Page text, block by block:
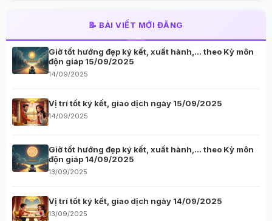
📝 BÀI VIẾT MỚI ĐĂNG
Giờ tốt hướng đẹp ký kết, xuất hành,… theo Kỳ môn
độn giáp 15/09/2025
14/09/2025
Vị trí tốt ký kết, giao dịch ngày 15/09/2025
14/09/2025
Giờ tốt hướng đẹp ký kết, xuất hành,… theo Kỳ môn
độn giáp 14/09/2025
13/09/2025
Vị trí tốt ký kết, giao dịch ngày 14/09/2025
13/09/2025